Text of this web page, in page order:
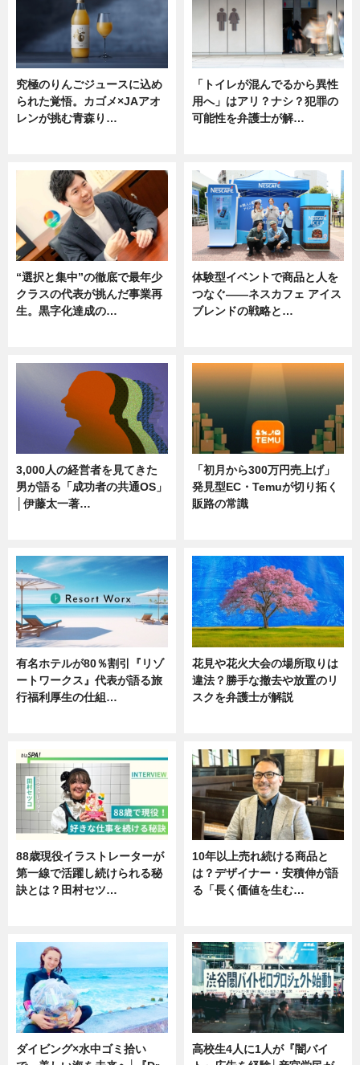
究極のりんごジュースに込め
られた覚悟。カゴメ×JAアオ
レンが挑む青森り…
「トイレが混んでるから異性
用へ」はアリ？ナシ？犯罪の
可能性を弁護士が解…
“選択と集中”の徹底で最年少
クラスの代表が挑んだ事業再
生。黒字化達成の…
体験型イベントで商品と人を
つなぐ――ネスカフェ アイス
ブレンドの戦略と…
3,000人の経営者を見てきた
男が語る「成功者の共通OS」
│伊藤太一著…
「初月から300万円売上げ」
発見型EC・Temuが切り拓く
販路の常識
有名ホテルが80％割引『リゾ
ートワークス』代表が語る旅
行福利厚生の仕組…
花見や花火大会の場所取りは
違法？勝手な撤去や放置のリ
スクを弁護士が解説
88歳現役イラストレーターが
第一線で活躍し続けられる秘
訣とは？田村セツ…
10年以上売れ続ける商品と
は？デザイナー・安積伸が語
る「長く価値を生む…
ダイビング×水中ゴミ拾い
高校生4人に1人が『闇バイ